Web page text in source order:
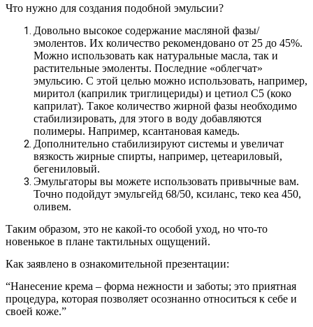
Что нужно для создания подобной эмульсии?
Довольно высокое содержание масляной фазы/
эмолентов. Их количество рекомендовано от 25 до 45%.
Можно использовать как натуральные масла, так и
растительные эмоленты. Последние «облегчат»
эмульсию. С этой целью можно использовать, например,
миритол (каприлик триглицериды) и цетиол С5 (коко
каприлат). Такое количество жирной фазы необходимо
стабилизировать, для этого в воду добавляются
полимеры. Например, ксантановая камедь.
Дополнительно стабилизируют системы и увеличат
вязкость жирные спирты, например, цетеариловый,
бегениловый.
Эмульгаторы вы можете использовать привычные вам.
Точно подойдут эмульгейд 68/50, ксиланс, теко кеа 450,
оливем.
Таким образом, это не какой-то особой уход, но что-то
новенькое в плане тактильных ощущений.
Как заявлено в ознакомительной презентации:
“Нанесение крема – форма нежности и заботы; это приятная
процедура, которая позволяет осознанно относиться к себе и
своей коже.”